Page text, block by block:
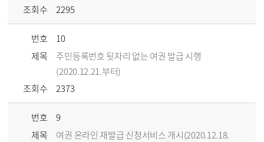
조회수
2295
번호
10
제목
주민등록번호 뒷자리 없는 여권 발급 시행
(2020.12.21.부터)
조회수
2373
번호
9
제목
여권 온라인 재발급 신청서비스 개시(2020.12.18.